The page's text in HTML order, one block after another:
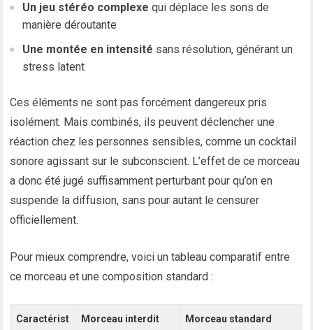
Un jeu stéréo complexe qui déplace les sons de
manière déroutante
Une montée en intensité sans résolution, générant un
stress latent
Ces éléments ne sont pas forcément dangereux pris
isolément. Mais combinés, ils peuvent déclencher une
réaction chez les personnes sensibles, comme un cocktail
sonore agissant sur le subconscient. L’effet de ce morceau
a donc été jugé suffisamment perturbant pour qu’on en
suspende la diffusion, sans pour autant le censurer
officiellement.
Pour mieux comprendre, voici un tableau comparatif entre
ce morceau et une composition standard :
Caractérist Morceau interdit Morceau standard